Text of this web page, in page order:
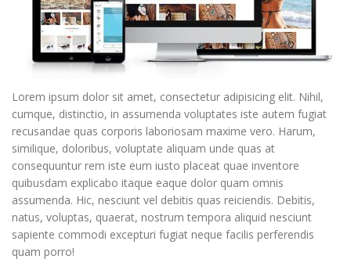
Lorem ipsum dolor sit amet, consectetur adipisicing elit. Nihil,
cumque, distinctio, in assumenda voluptates iste autem fugiat
recusandae quas corporis laboriosam maxime vero. Harum,
similique, doloribus, voluptate aliquam unde quas at
consequuntur rem iste eum iusto placeat quae inventore
quibusdam explicabo itaque eaque dolor quam omnis
assumenda. Hic, nesciunt vel debitis quas reiciendis. Debitis,
natus, voluptas, quaerat, nostrum tempora aliquid nesciunt
sapiente commodi excepturi fugiat neque facilis perferendis
quam porro!